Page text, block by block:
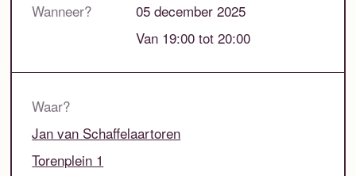
Wanneer?
05 december 2025
Van 19:00 tot 20:00
Waar?
Jan van Schaffelaartoren
Torenplein 1